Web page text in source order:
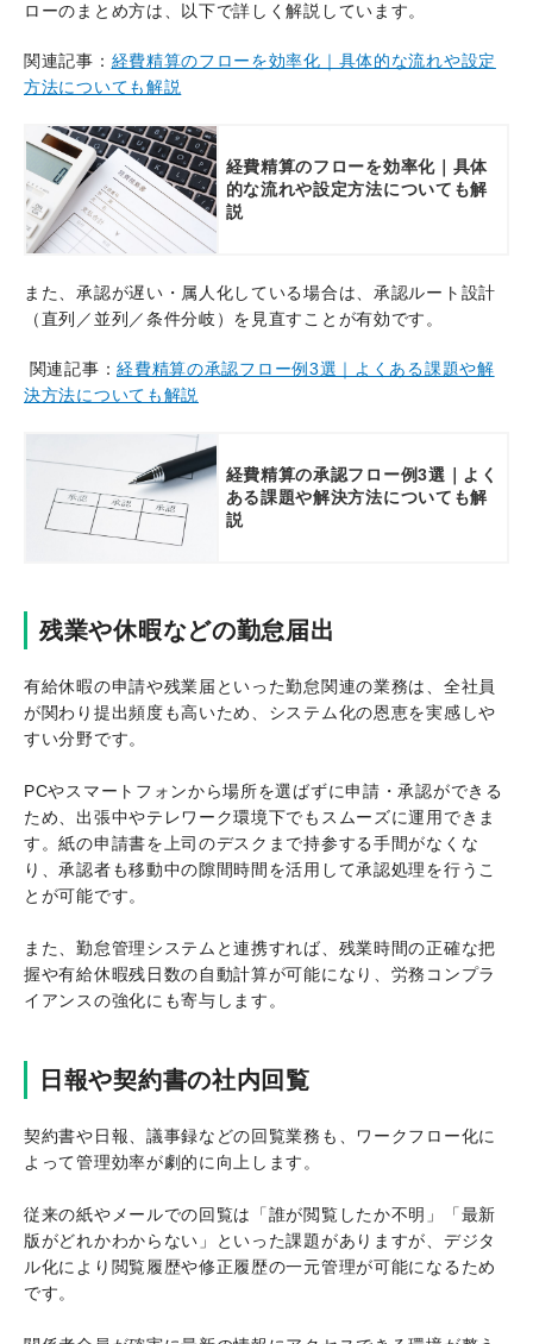
ローのまとめ方は、以下で詳しく解説しています。
関連記事： 経費精算のフローを効率化｜具体的な流れや設定
方法についても解説
経費精算のフローを効率化｜具体
的な流れや設定方法についても解
説
また、承認が遅い・属人化している場合は、承認ルート設計
（直列／並列／条件分岐）を見直すことが有効です。
関連記事：経費精算の承認フロー例3選｜よくある課題や解
決方法についても解説
経費精算の承認フロー例3選｜よく
ある課題や解決方法についても解
説
残業や休暇などの勤怠届出
有給休暇の申請や残業届といった勤怠関連の業務は、全社員
が関わり提出頻度も高いため、システム化の恩恵を実感しや
すい分野です。
PCやスマートフォンから場所を選ばずに申請・承認ができる
ため、出張中やテレワーク環境下でもスムーズに運用できま
す。紙の申請書を上司のデスクまで持参する手間がなくな
り、承認者も移動中の隙間時間を活用して承認処理を行うこ
とが可能です。
また、勤怠管理システムと連携すれば、残業時間の正確な把
握や有給休暇残日数の自動計算が可能になり、労務コンプラ
イアンスの強化にも寄与します。
日報や契約書の社内回覧
契約書や日報、議事録などの回覧業務も、ワークフロー化に
よって管理効率が劇的に向上します。
従来の紙やメールでの回覧は「誰が閲覧したか不明」「最新
版がどれかわからない」といった課題がありますが、デジタ
ル化により閲覧履歴や修正履歴の一元管理が可能になるため
です。